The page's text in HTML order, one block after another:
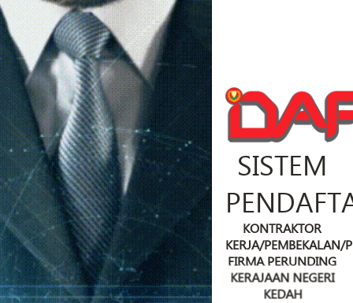
SISTEM
KONTRAKTOR
KERJA/PEMBEKALAN/
FIRMA PERUNDING
KERAJAAN NEGERI
KEDAH